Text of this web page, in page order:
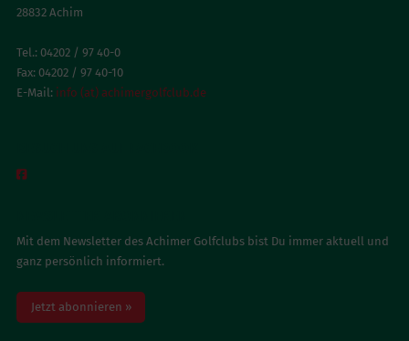
28832 Achim
Tel.: 04202 / 97 40-0
Fax: 04202 / 97 40-10
E-Mail: info (at) achimergolfclub.de

Mit dem Newsletter des Achimer Golfclubs bist Du immer aktuell und
ganz persönlich informiert.
Jetzt abonnieren »